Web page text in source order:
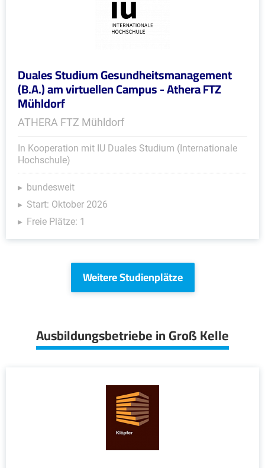
Duales Studium Gesundheitsmanagement
(B.A.) am virtuellen Campus - Athera FTZ
Mühldorf
ATHERA FTZ Mühldorf
In Kooperation mit IU Duales Studium (Internationale
Hochschule)
bundesweit
Start: Oktober 2026
Freie Plätze: 1
Weitere Studienplätze
Ausbildungsbetriebe in Groß Kelle